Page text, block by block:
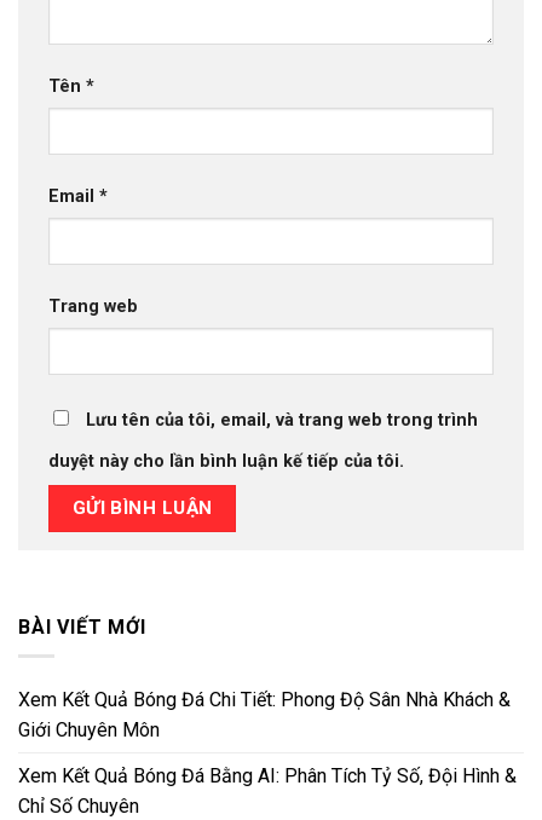
Tên *
Email *
Trang web
Lưu tên của tôi, email, và trang web trong trình
duyệt này cho lần bình luận kế tiếp của tôi.
BÀI VIẾT MỚI
Xem Kết Quả Bóng Đá Chi Tiết: Phong Độ Sân Nhà Khách &
Giới Chuyên Môn
Xem Kết Quả Bóng Đá Bằng AI: Phân Tích Tỷ Số, Đội Hình &
Chỉ Số Chuyên